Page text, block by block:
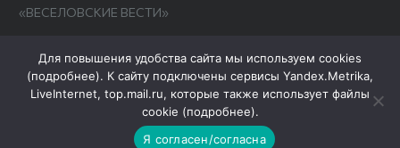
«ВЕСЕЛОВСКИЕ ВЕСТИ»
Для повышения удобства сайта мы используем cookies
(подробнее). К сайту подключены сервисы Yandex.Metrika,
LiveInternet, top.mail.ru, которые также использует файлы
cookie (подробнее).
Я согласен/согласна